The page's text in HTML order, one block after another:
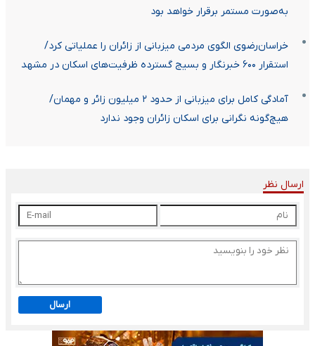
به‌صورت مستمر برقرار خواهد بود
خراسان‌رضوی الگوی مردمی میزبانی از زائران را عملیاتی کرد/
استقرار ۶۰۰ خبرنگار و بسیج گسترده ظرفیت‌های اسکان در مشهد
آمادگی کامل برای میزبانی از حدود ۲ میلیون زائر و مهمان/
هیچ‌گونه نگرانی برای اسکان زائران وجود ندارد
ارسال نظر
ارسال